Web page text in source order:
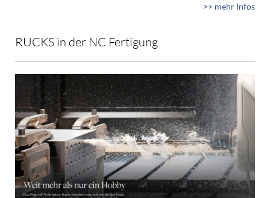
>> mehr Infos
RUCKS in der NC Fertigung